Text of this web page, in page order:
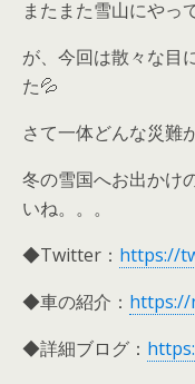
またまた雪山にやっ
が、今回は散々な目
た💦
さて一体どんな災難
冬の雪国へお出かけ
いね。。。
◆Twitter： https://
◆車の紹介： https://
◆詳細ブログ：